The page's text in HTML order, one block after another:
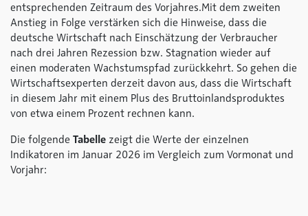
entsprechenden Zeitraum des Vorjahres.Mit dem zweiten
Anstieg in Folge verstärken sich die Hinweise, dass die
deutsche Wirtschaft nach Einschätzung der Verbraucher
nach drei Jahren Rezession bzw. Stagnation wieder auf
einen moderaten Wachstumspfad zurückkehrt. So gehen die
Wirtschaftsexperten derzeit davon aus, dass die Wirtschaft
in diesem Jahr mit einem Plus des Bruttoinlandsproduktes
von etwa einem Prozent rechnen kann.
Die folgende Tabelle zeigt die Werte der einzelnen
Indikatoren im Januar 2026 im Vergleich zum Vormonat und
Vorjahr: